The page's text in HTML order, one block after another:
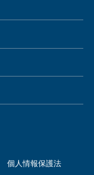
個人情報保護法